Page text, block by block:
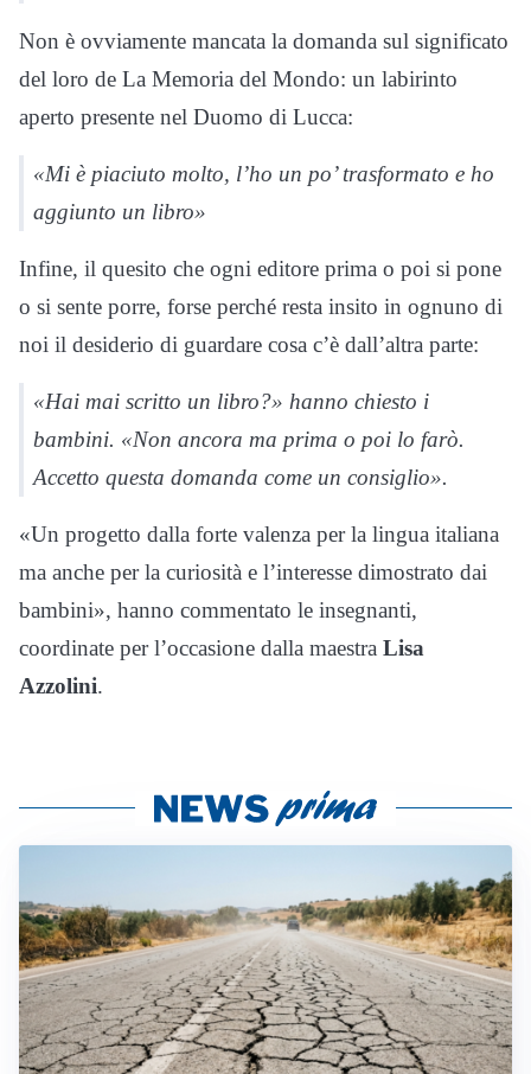
Non è ovviamente mancata la domanda sul significato
del loro de La Memoria del Mondo: un labirinto
aperto presente nel Duomo di Lucca:
«Mi è piaciuto molto, l’ho un po’ trasformato e ho
aggiunto un libro»
Infine, il quesito che ogni editore prima o poi si pone
o si sente porre, forse perché resta insito in ognuno di
noi il desiderio di guardare cosa c’è dall’altra parte:
«Hai mai scritto un libro?» hanno chiesto i
bambini. «Non ancora ma prima o poi lo farò.
Accetto questa domanda come un consiglio».
«Un progetto dalla forte valenza per la lingua italiana
ma anche per la curiosità e l’interesse dimostrato dai
bambini», hanno commentato le insegnanti,
coordinate per l’occasione dalla maestra Lisa
Azzolini.